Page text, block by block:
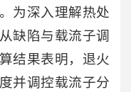
为深入理解热处
缺陷与载流子调
结果表明，退火
并调控载流子分